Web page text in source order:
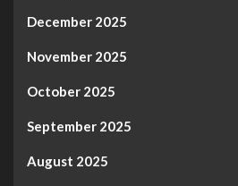
December 2025
November 2025
October 2025
September 2025
August 2025